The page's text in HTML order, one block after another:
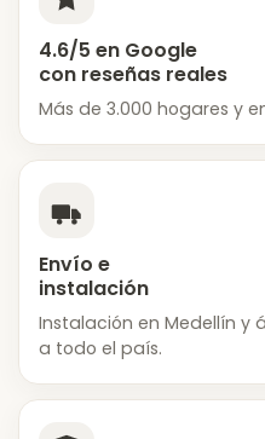
4.6/5 en Google
con reseñas reales
Más de 3.000 hogares y
Envío e
instalación
Instalación en Medellín y
a todo el país.